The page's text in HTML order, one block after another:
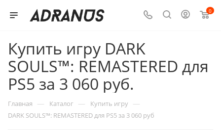
0
Купить игру DARK
SOULS™: REMASTERED для
PS5 за 3 060 руб.
Главная — Каталог — Купить игру —
DARK SOULS™: REMASTERED для PS5 за 3 060 руб